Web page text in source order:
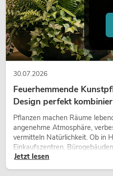
30.07.2026
Feuerhemmende
Design perfekt
Pflanzen machen Räume
angenehme Atmosphäre,
vermitteln Natürlichkeit. Ob in
Einkaufszentren,
hochwertige Begrünung gehört
Raumkonzept.
Jetzt lesen